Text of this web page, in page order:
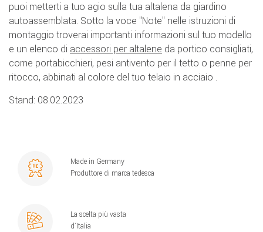
puoi metterti a tuo agio sulla tua altalena da giardino
autoassemblata. Sotto la voce "Note" nelle istruzioni di
montaggio troverai importanti informazioni sul tuo modello
e un elenco di accessori per altalene da portico consigliati,
come portabicchieri, pesi antivento per il tetto o penne per
ritocco, abbinati al colore del tuo telaio in acciaio .
Stand: 08.02.2023
Made in Germany
Produttore di marca tedesca
La scelta più vasta
d´Italia